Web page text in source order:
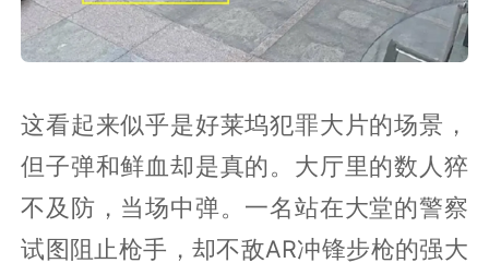
这看起来似乎是好莱坞犯罪大片的场景，
但子弹和鲜血却是真的。大厅里的数人猝
不及防，当场中弹。一名站在大堂的警察
试图阻止枪手，却不敌AR冲锋步枪的强大